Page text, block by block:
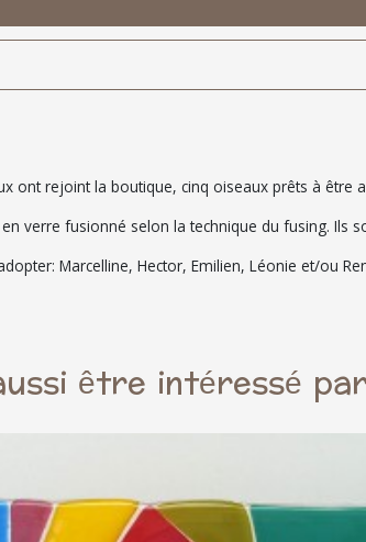
ont rejoint la boutique, cinq oiseaux prêts à être
verre fusionné selon la technique du fusing. Ils
Marcelline, Hector, Emilien, Léonie et/ou
être intéressé